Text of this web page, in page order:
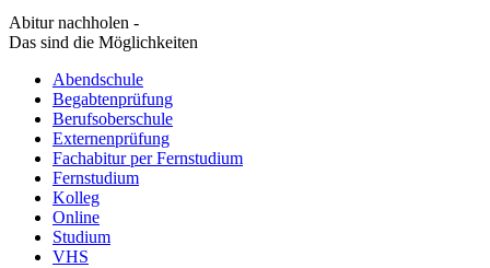
Abitur nachholen -
Das sind die Möglichkeiten
Abendschule
Begabtenprüfung
Berufsoberschule
Externenprüfung
Fachabitur per Fernstudium
Fernstudium
Kolleg
Online
Studium
VHS